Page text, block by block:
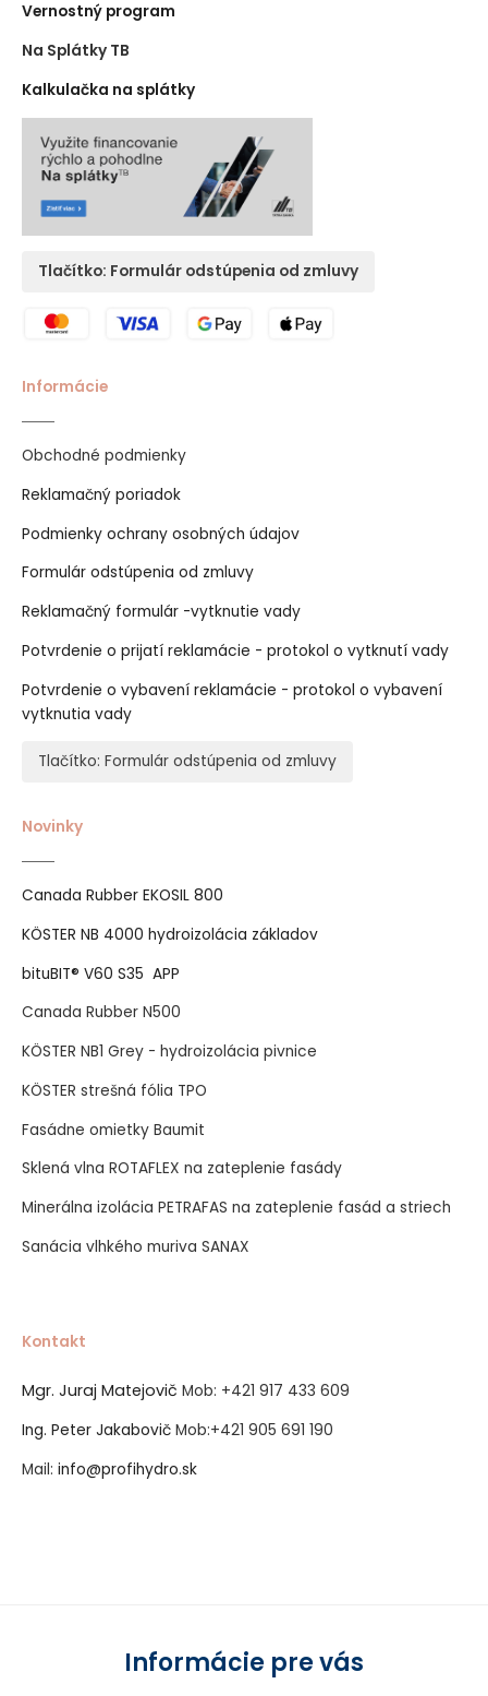
Vernostný program
Na Splátky TB
Kalkulačka na splátky
Tlačítko: Formulár odstúpenia od zmluvy
Informácie
Obchodné podmienky
Reklamačný poriadok
Podmienky ochrany osobných údajov
Formulár odstúpenia od zmluvy
Reklamačný formulár -vytknutie vady
Potvrdenie o prijatí reklamácie - protokol o vytknutí vady
Potvrdenie o vybavení reklamácie - protokol o vybavení
vytknutia vady
Tlačítko: Formulár odstúpenia od zmluvy
Novinky
Canada Rubber EKOSIL 800
KÖSTER NB 4000 hydroizolácia základov
bituBIT® V60 S35 APP
Canada Rubber N500
KÖSTER NB1 Grey - hydroizolácia pivnice
KÖSTER strešná fólia TPO
Fasádne omietky Baumit
Sklená vlna ROTAFLEX na zateplenie fasády
Minerálna izolácia PETRAFAS na zateplenie fasád a striech
Sanácia vlhkého muriva SANAX
Kontakt
Mgr. Juraj Matejovič Mob: +421 917 433 609
Ing. Peter Jakabovič Mob:+421 905 691 190
Mail: info@profihydro.sk
Informácie pre vás